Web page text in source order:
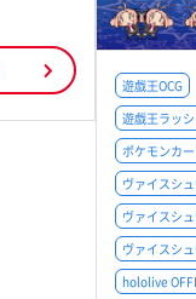
遊戯王OCG
遊戯王ラッ
ポケモンカ
ヴァイスシ
ヴァイスシ
ヴァイスシ
hololive